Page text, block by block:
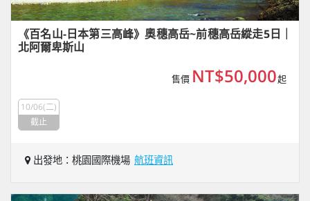
《百名山-日本第三高峰》奧穗高岳~前穗高岳縱走5日｜
北阿爾卑斯山
售價 NT$50,000起
10/06(二)
截止
出發地：桃園國際機場 航班資訊